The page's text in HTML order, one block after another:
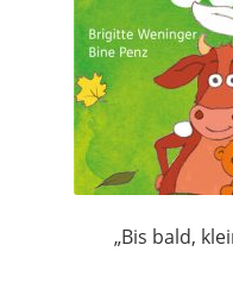
„Bis bald,